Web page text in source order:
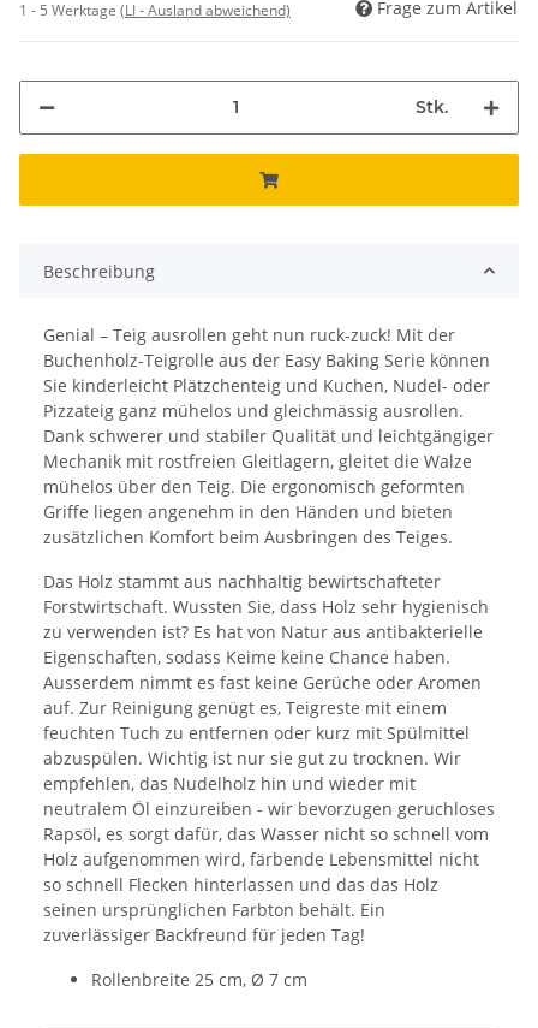
1 - 5 Werktage (LI - Ausland abweichend) Frage zum Artikel
Stk.
Beschreibung
Genial – Teig ausrollen geht nun ruck-zuck! Mit der
Buchenholz-Teigrolle aus der Easy Baking Serie können
Sie kinderleicht Plätzchenteig und Kuchen, Nudel- oder
Pizzateig ganz mühelos und gleichmässig ausrollen.
Dank schwerer und stabiler Qualität und leichtgängiger
Mechanik mit rostfreien Gleitlagern, gleitet die Walze
mühelos über den Teig. Die ergonomisch geformten
Griffe liegen angenehm in den Händen und bieten
zusätzlichen Komfort beim Ausbringen des Teiges.
Das Holz stammt aus nachhaltig bewirtschafteter
Forstwirtschaft. Wussten Sie, dass Holz sehr hygienisch
zu verwenden ist? Es hat von Natur aus antibakterielle
Eigenschaften, sodass Keime keine Chance haben.
Ausserdem nimmt es fast keine Gerüche oder Aromen
auf. Zur Reinigung genügt es, Teigreste mit einem
feuchten Tuch zu entfernen oder kurz mit Spülmittel
abzuspülen. Wichtig ist nur sie gut zu trocknen. Wir
empfehlen, das Nudelholz hin und wieder mit
neutralem Öl einzureiben - wir bevorzugen geruchloses
Rapsöl, es sorgt dafür, das Wasser nicht so schnell vom
Holz aufgenommen wird, färbende Lebensmittel nicht
so schnell Flecken hinterlassen und das das Holz
seinen ursprünglichen Farbton behält. Ein
zuverlässiger Backfreund für jeden Tag!
Rollenbreite 25 cm, Ø 7 cm